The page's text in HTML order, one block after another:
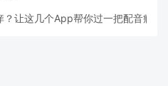
让这几个App帮你过一把配音瘾